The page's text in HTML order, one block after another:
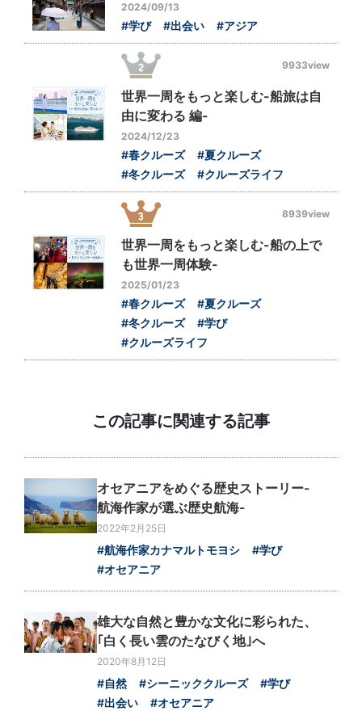
2024/09/13
#学び #出会い #アジア
9933view
世界一周をもっと楽しむ-船旅は自
由に変わる 編-
2024/12/23
#春クルーズ
#夏クルーズ
#冬クルーズ
#クルーズライフ
8939view
世界一周をもっと楽しむ-船の上で
も世界一周体験-
2025/01/23
#春クルーズ
#夏クルーズ
#冬クルーズ
#学び
#クルーズライフ
この記事に関連する記事
オセアニアをめぐる歴史ストーリー-
航海作家が選ぶ歴史航海-
2022年2月25日
#航海作家カナマルトモヨシ
#学び
#オセアニア
雄大な自然と豊かな文化に彩られた、
｢白く長い雲のたなびく地｣へ
2020年8月12日
#自然 #シーニッククルーズ
#学び
#出会い
#オセアニア